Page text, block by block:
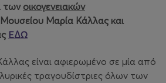
των οικογενειακών
Μαρία Κάλλας και
ΕΔΩ
είναι αφιερωμένο σε μία από
τραγουδίστριες όλων των